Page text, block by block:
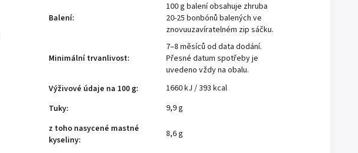
Balení:
100 g balení obsahuje zhruba
20-25 bonbónů balených ve
znovuuzavíratelném zip sáčku.
Minimální trvanlivost:
7–8 měsíců od data dodání.
Přesné datum spotřeby je
uvedeno vždy na obalu.
Výživové údaje na 100 g:
1660 kJ / 393 kcal
Tuky:
9,9 g
z toho nasycené mastné
kyseliny:
8,6 g